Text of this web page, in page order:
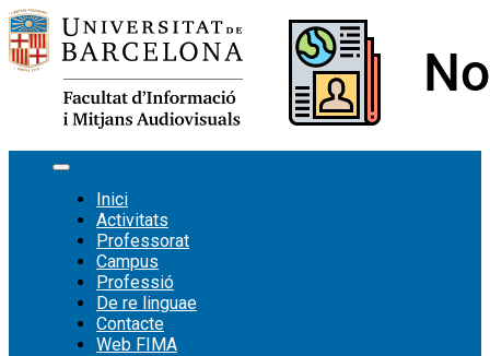
Vés
al
contingut
Inici
Activitats
Professorat
Campus
Professió
De re linguae
Contacte
Web FIMA